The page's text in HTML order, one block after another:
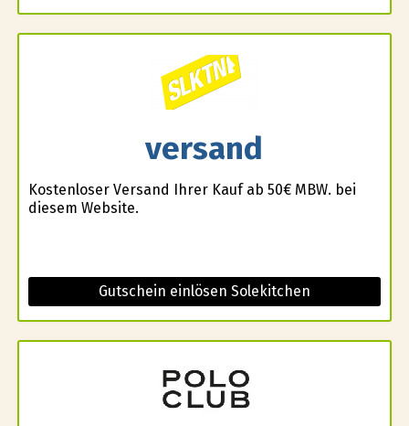
versand
Kostenloser Versand Ihrer Kauf ab 50€ MBW. bei
diesem Website.
Gutschein einlösen Solekitchen